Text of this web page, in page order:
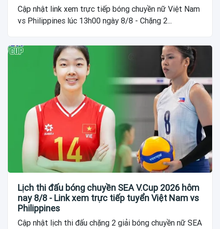
Cập nhật link xem trực tiếp bóng chuyền nữ Việt Nam
vs Philippines lúc 13h00 ngày 8/8 - Chặng 2...
Lịch thi đấu bóng chuyền SEA V.Cup 2026 hôm
nay 8/8 - Link xem trực tiếp tuyển Việt Nam vs
Philippines
Cập nhật lịch thi đấu chặng 2 giải bóng chuyền nữ SEA